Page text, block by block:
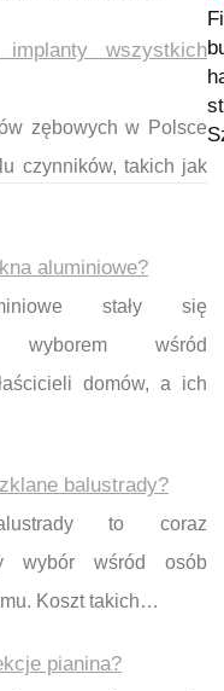
implanty wszystkich
zębowych w Polsce
czynników, takich jak
aluminiowe?
stały się
wyborem wśród
domów, a ich
balustrady?
to coraz
wybór wśród osób
Koszt takich…
pianina?